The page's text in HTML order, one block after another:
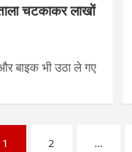
चटकाकर लाखों
बाइक भी उठा ले गए
1 2 …